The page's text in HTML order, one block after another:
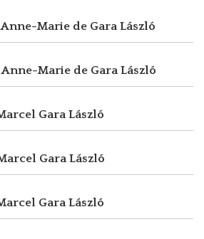
Anne-Marie de Gara László
Anne-Marie de Gara László
Gara László
Gara László
Gara László